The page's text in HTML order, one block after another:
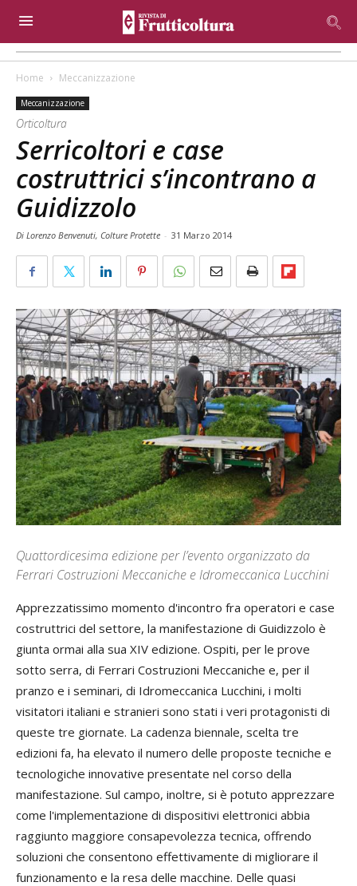
Home Meccanizzazione
Meccanizzazione
Orticoltura
Serricoltori e case
costruttrici s’incontrano a
Guidizzolo
Di Lorenzo Benvenuti, Colture Protette - 31 Marzo 2014
Quattordicesima edizione per l’evento organizzato da
Ferrari Costruzioni Meccaniche e Idromeccanica Lucchini
Apprezzatissimo momento d'incontro fra operatori e case
costruttrici del settore, la manifestazione di Guidizzolo è
giunta ormai alla sua XIV edizione. Ospiti, per le prove
sotto serra, di Ferrari Costruzioni Meccaniche e, per il
pranzo e i seminari, di Idromeccanica Lucchini, i molti
visitatori italiani e stranieri sono stati i veri protagonisti di
queste tre giornate. La cadenza biennale, scelta tre
edizioni fa, ha elevato il numero delle proposte tecniche e
tecnologiche innovative presentate nel corso della
manifestazione. Sul campo, inoltre, si è potuto apprezzare
come l'implementazione di dispositivi elettronici abbia
raggiunto maggiore consapevolezza tecnica, offrendo
soluzioni che consentono effettivamente di migliorare il
funzionamento e la resa delle macchine. Delle quasi